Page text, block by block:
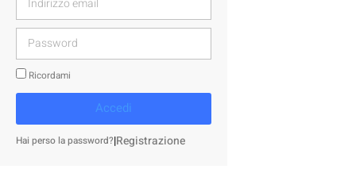
Ricordami
Accedi
Hai perso la password?|Registrazione